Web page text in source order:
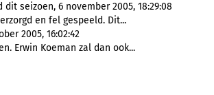
seizoen, 6 november 2005, 18:29:08
en fel gespeeld. Dit...
2005, 16:02:42
Erwin Koeman zal dan ook...